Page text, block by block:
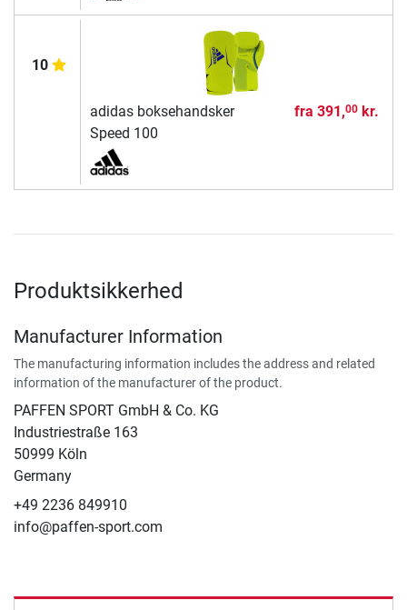
10
adidas boksehandsker
Speed 100
fra 391,00kr.
Produktsikkerhed
Manufacturer Information
The manufacturing information includes the address and related
information of the manufacturer of the product.
PAFFEN SPORT GmbH & Co. KG
Industriestraße 163
50999 Köln
Germany
+49 2236 849910
info@paffen-sport.com